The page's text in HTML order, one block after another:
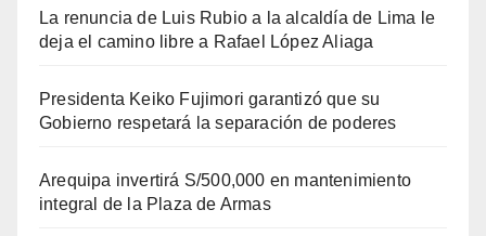
La renuncia de Luis Rubio a la alcaldía de Lima le
deja el camino libre a Rafael López Aliaga
Presidenta Keiko Fujimori garantizó que su
Gobierno respetará la separación de poderes
Arequipa invertirá S/500,000 en mantenimiento
integral de la Plaza de Armas